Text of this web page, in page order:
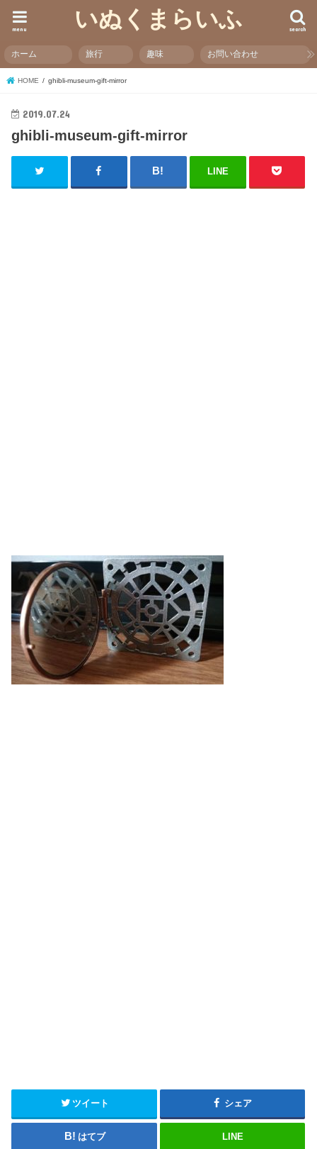
いぬくまらいふ search
menu
ホーム 旅行 趣味 お問い合わせ
HOME ghibli-museum-gift-mirror
2019.07.24
ghibli-museum-gift-mirror
LINE
ツイート シェア
はてブ LINE